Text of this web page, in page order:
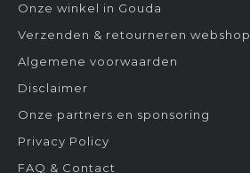
Onze winkel in Gouda
Verzenden & retourneren webshop
Algemene voorwaarden
Disclaimer
Onze partners en sponsoring
Privacy Policy
FAQ & Contact